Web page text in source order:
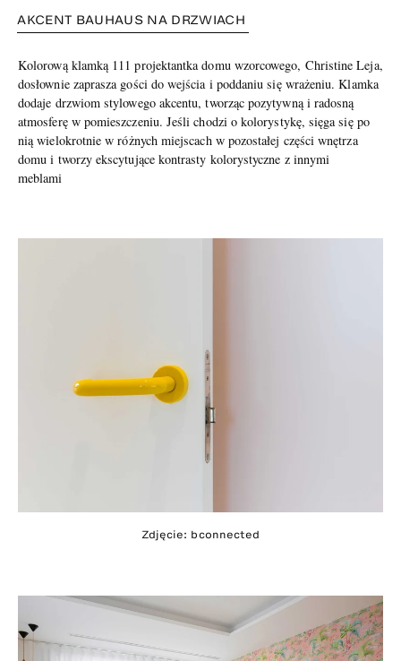
AKCENT BAUHAUS NA DRZWIACH
Kolorową klamką 111 projektantka domu wzorcowego, Christine Leja,
dosłownie zaprasza gości do wejścia i poddaniu się wrażeniu. Klamka
dodaje drzwiom stylowego akcentu, tworząc pozytywną i radosną
atmosferę w pomieszczeniu. Jeśli chodzi o kolorystykę, sięga się po
nią wielokrotnie w różnych miejscach w pozostałej części wnętrza
domu i tworzy ekscytujące kontrasty kolorystyczne z innymi
meblami
Zdjęcie: bconnected